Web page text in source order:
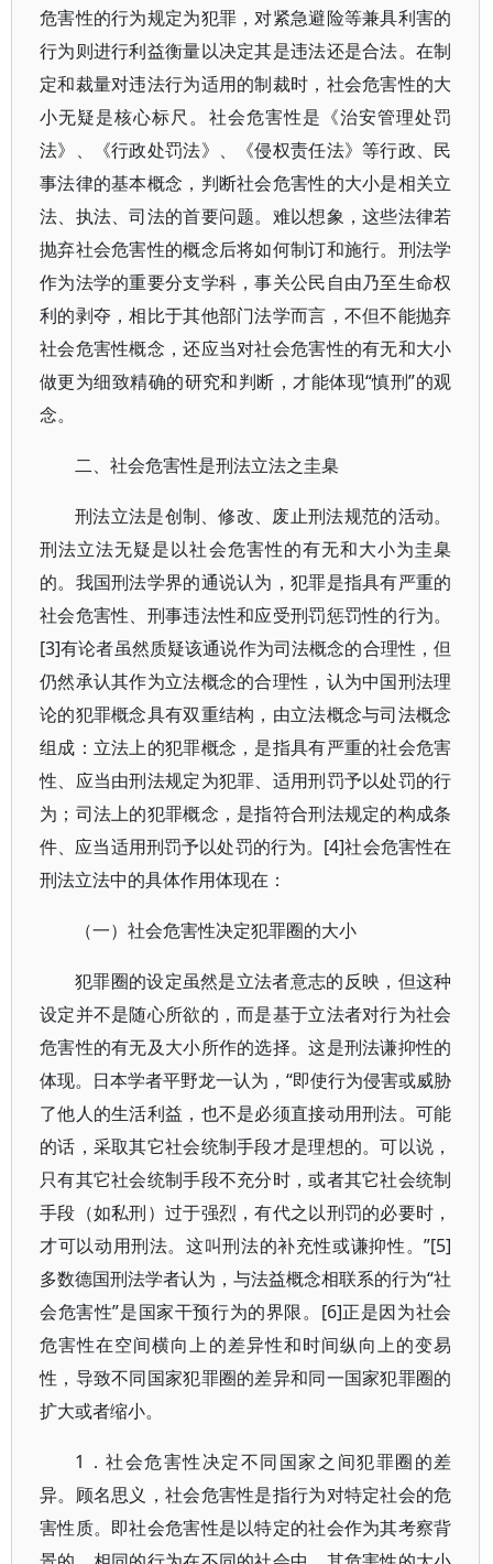
危害性的行为规定为犯罪，对紧急避险等兼具利害的
行为则进行利益衡量以决定其是违法还是合法。在制
定和裁量对违法行为适用的制裁时，社会危害性的大
小无疑是核心标尺。社会危害性是《治安管理处罚
法》、《行政处罚法》、《侵权责任法》等行政、民
事法律的基本概念，判断社会危害性的大小是相关立
法、执法、司法的首要问题。难以想象，这些法律若
抛弃社会危害性的概念后将如何制订和施行。刑法学
作为法学的重要分支学科，事关公民自由乃至生命权
利的剥夺，相比于其他部门法学而言，不但不能抛弃
社会危害性概念，还应当对社会危害性的有无和大小
做更为细致精确的研究和判断，才能体现“慎刑”的观
念。
二、社会危害性是刑法立法之圭臬
刑法立法是创制、修改、废止刑法规范的活动。
刑法立法无疑是以社会危害性的有无和大小为圭臬
的。我国刑法学界的通说认为，犯罪是指具有严重的
社会危害性、刑事违法性和应受刑罚惩罚性的行为。
[3]有论者虽然质疑该通说作为司法概念的合理性，但
仍然承认其作为立法概念的合理性，认为中国刑法理
论的犯罪概念具有双重结构，由立法概念与司法概念
组成：立法上的犯罪概念，是指具有严重的社会危害
性、应当由刑法规定为犯罪、适用刑罚予以处罚的行
为；司法上的犯罪概念，是指符合刑法规定的构成条
件、应当适用刑罚予以处罚的行为。[4]社会危害性在
刑法立法中的具体作用体现在：
（一）社会危害性决定犯罪圈的大小
犯罪圈的设定虽然是立法者意志的反映，但这种
设定并不是随心所欲的，而是基于立法者对行为社会
危害性的有无及大小所作的选择。这是刑法谦抑性的
体现。日本学者平野龙一认为，“即使行为侵害或威胁
了他人的生活利益，也不是必须直接动用刑法。可能
的话，采取其它社会统制手段才是理想的。可以说，
只有其它社会统制手段不充分时，或者其它社会统制
手段（如私刑）过于强烈，有代之以刑罚的必要时，
才可以动用刑法。这叫刑法的补充性或谦抑性。”[5]
多数德国刑法学者认为，与法益概念相联系的行为“社
会危害性”是国家干预行为的界限。[6]正是因为社会
危害性在空间横向上的差异性和时间纵向上的变易
性，导致不同国家犯罪圈的差异和同一国家犯罪圈的
扩大或者缩小。
1．社会危害性决定不同国家之间犯罪圈的差
异。顾名思义，社会危害性是指行为对特定社会的危
害性质。即社会危害性是以特定的社会作为其考察背